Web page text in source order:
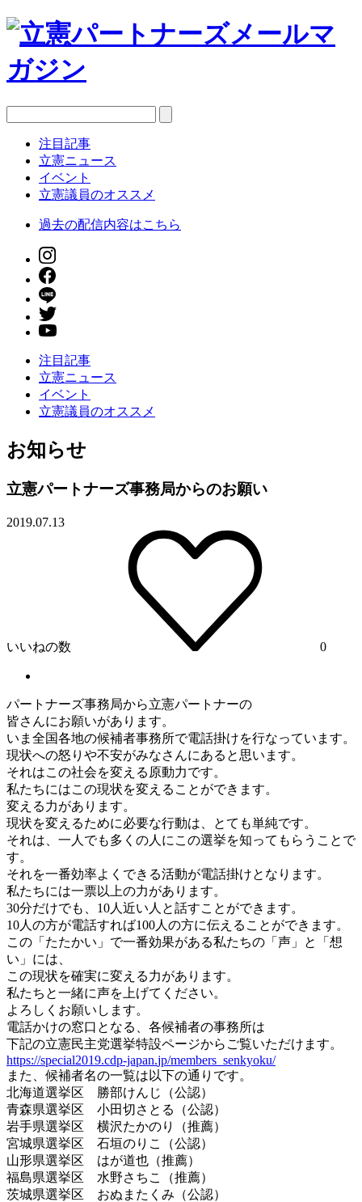
注目記事
立憲ニュース
イベント
立憲議員のオススメ
過去の配信内容はこちら
注目記事
立憲ニュース
イベント
立憲議員のオススメ
お知らせ
立憲パートナーズ事務局からのお願い
2019.07.13
いいねの数 0
パートナーズ事務局から立憲パートナーの
皆さんにお願いがあります。
いま全国各地の候補者事務所で電話掛けを行なっています。
現状への怒りや不安がみなさんにあると思います。
それはこの社会を変える原動力です。
私たちにはこの現状を変えることができます。
変える力があります。
現状を変えるために必要な行動は、とても単純です。
それは、一人でも多くの人にこの選挙を知ってもらうことで
す。
それを一番効率よくできる活動が電話掛けとなります。
私たちには一票以上の力があります。
30分だけでも、10人近い人と話すことができます。
10人の方が電話すれば100人の方に伝えることができます。
この「たたかい」で一番効果がある私たちの「声」と「想
い」 には、
この現状を確実に変える力があります。
私たちと一緒に声を上げてください。
よろしくお願いします。
電話かけの窓口となる、各候補者の事務所は
下記の立憲民主党選挙特設ページからご覧いただけます。
https://special2019.cdp-japan.jp/members_senkyoku/
また、候補者名の一覧は以下の通りです。
北海道選挙区 勝部けんじ（公認）
青森県選挙区 小田切さとる（公認）
岩手県選挙区 横沢たかのり（推薦）
宮城県選挙区 石垣のりこ（公認）
山形県選挙区 はが道也（推薦）
福島県選挙区 水野さちこ（推薦）
茨城県選挙区 おぬまたくみ（公認）